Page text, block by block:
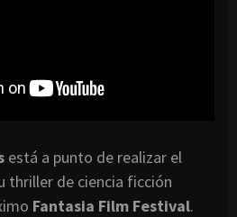
está a punto de realizar el
thriller de ciencia ficción
Fantasia Film Festival.